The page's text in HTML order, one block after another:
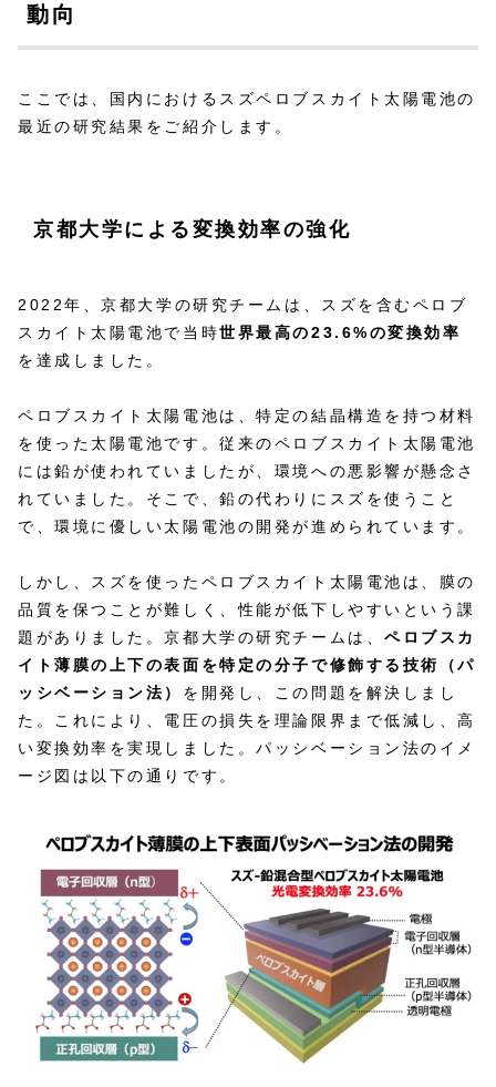
動向
ここでは、国内におけるスズペロブスカイト太陽電池の
最近の研究結果をご紹介します。
京都大学による変換効率の強化
2022年、京都大学の研究チームは、スズを含むペロブ
スカイト太陽電池で当時世界最高の23.6%の変換効率
を達成しました。
ペロブスカイト太陽電池は、特定の結晶構造を持つ材料
を使った太陽電池です。​従来のペロブスカイト太陽電池
には鉛が使われていましたが、環境への悪影響が懸念さ
れていました。​そこで、鉛の代わりにスズを使うこと
で、環境に優しい太陽電池の開発が進められています。​
しかし、スズを使ったペロブスカイト太陽電池は、膜の
品質を保つことが難しく、性能が低下しやすいという課
題がありました。​京都大学の研究チームは、ペロブスカ
イト薄膜の上下の表面を特定の分子で修飾する技術（パ
ッシベーション法） を開発し、この問題を解決しまし
た。​これにより、電圧の損失を理論限界まで低減し、高
い変換効率を実現しました。パッシベーション法のイメ
ージ図は以下の通りです。